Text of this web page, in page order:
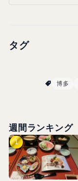
タグ
博多
週間ランキング